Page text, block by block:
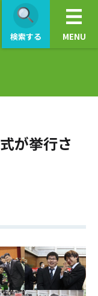
検索する MENU
が挙行さ